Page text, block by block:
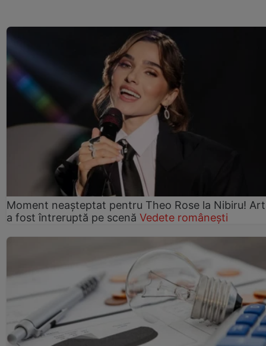
Moment neașteptat pentru Theo Rose la Nibiru!
a fost întreruptă pe scenă Vedete românești